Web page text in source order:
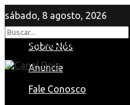
sábado, 8 agosto, 2026
Sobre Nós
Anuncie
Fale Conosco
Nenhum Resultado
View All Result